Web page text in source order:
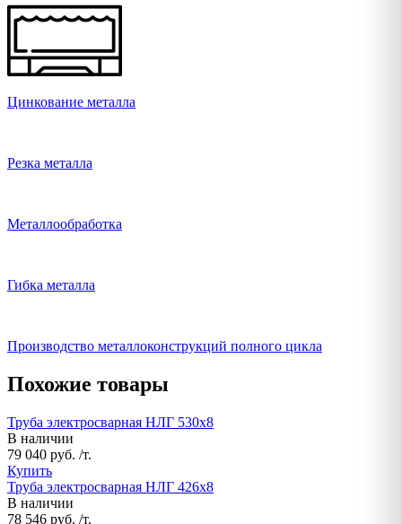
Цинкование металла
Резка металла
Металлообработка
Гибка металла
Производство металлоконструкций полного цикла
Похожие товары
Труба электросварная НЛГ 530х8
В наличии
79 040 руб. /т.
Купить
Труба электросварная НЛГ 426х8
В наличии
78 546 руб. /т.